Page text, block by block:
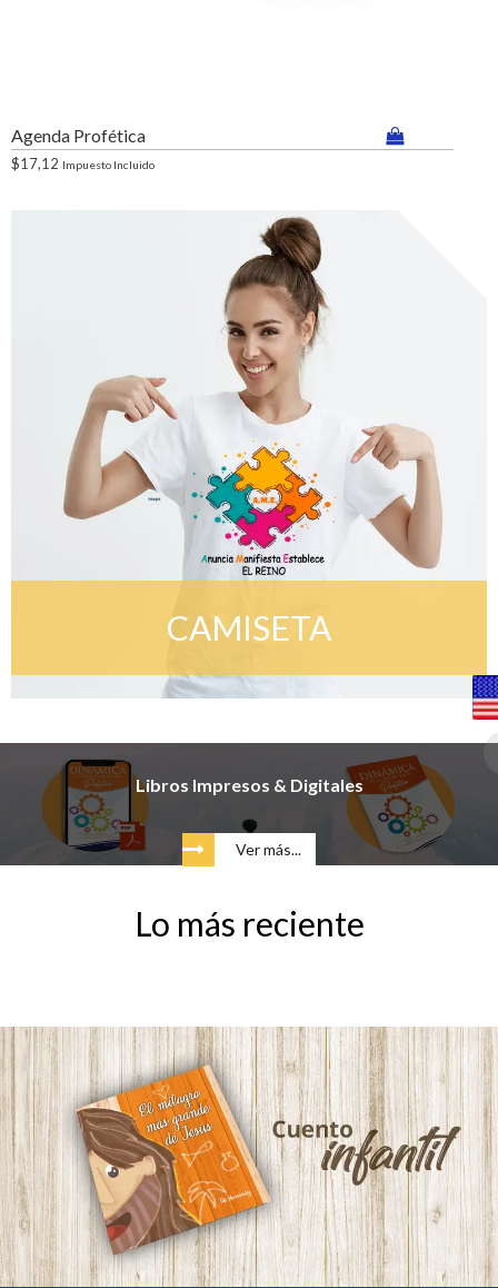
Agenda Profética
$17,12 Impuesto Incluido
CAMISETA
Libros Impresos & Digitales
Ver más...
Lo más reciente